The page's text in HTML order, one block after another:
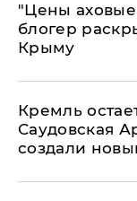
​"Цены
блогер
Крыму
​Кремль
Саудовская
создали